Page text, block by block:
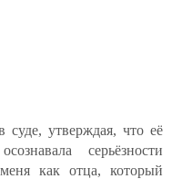
суде, утверждая, что её
серьёзности
как отца, который